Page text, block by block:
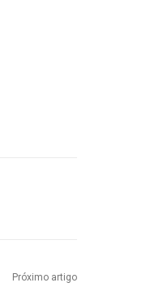
Próximo artigo